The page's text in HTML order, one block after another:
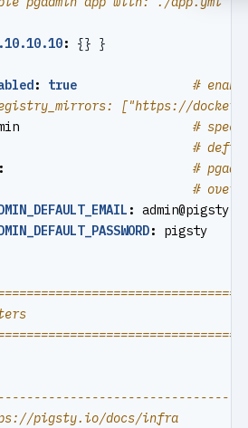
: {} }
: true
#
["https://
#
#
:
#
#
:
: pigsty
pigsty.io/docs/infra